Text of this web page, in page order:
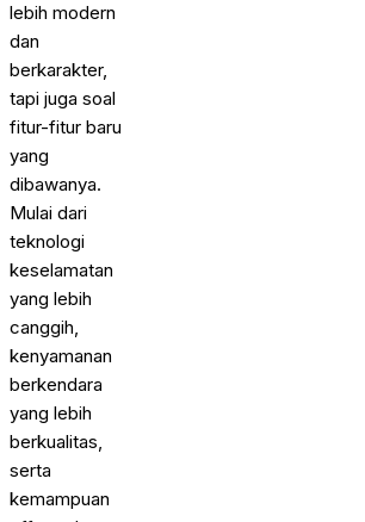
lebih modern
dan
berkarakter,
tapi juga soal
fitur-fitur baru
yang
dibawanya.
Mulai dari
teknologi
keselamatan
yang lebih
canggih,
kenyamanan
berkendara
yang lebih
berkualitas,
serta
kemampuan